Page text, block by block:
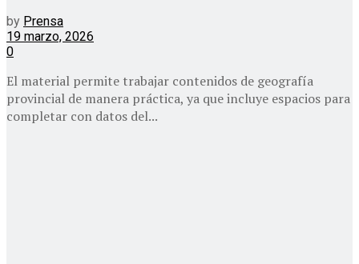
by Prensa
19 marzo, 2026
0
El material permite trabajar contenidos de geografía
provincial de manera práctica, ya que incluye espacios para
completar con datos del...